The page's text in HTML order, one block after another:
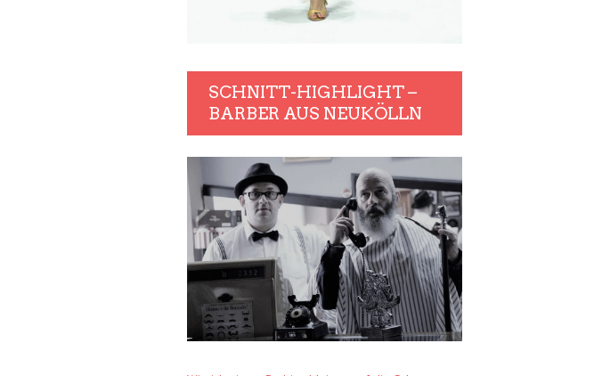
SCHNITT-HIGHLIGHT –
BARBER AUS NEUKÖLLN